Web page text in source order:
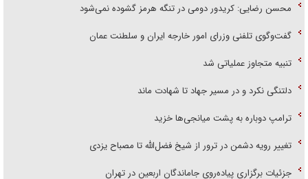
محسن رضایی: کریدور دومی در تنگه هرمز گشوده نمی‌شود
گفت‌وگوی تلفنی وزرای امور خارجه ایران و سلطنت عمان
تنبیه متجاوز عملیاتی شد
دلتنگی نکرد و در مسیر جهاد تا شهادت ماند
ترامپ دوباره به پشت میانجی‌ها خزید
تغییر رویه دشمن در ترور از شیخ فضل‌الله تا مصباح یزدی
جزئیات برگزاری پیاده‌روی جاماندگان اربعین در تهران